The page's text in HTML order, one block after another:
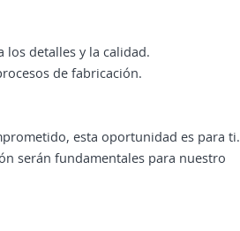
los detalles y la calidad.
de fabricación.
esta oportunidad es para ti.
serán fundamentales para nuestro